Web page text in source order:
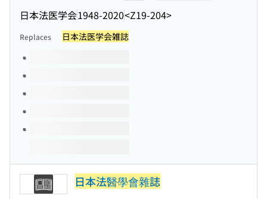
日本法医学会1948-2020<Z19-204>
Replaces 日本法医学会雑誌
Volumes of this title
日本法醫學會雜誌